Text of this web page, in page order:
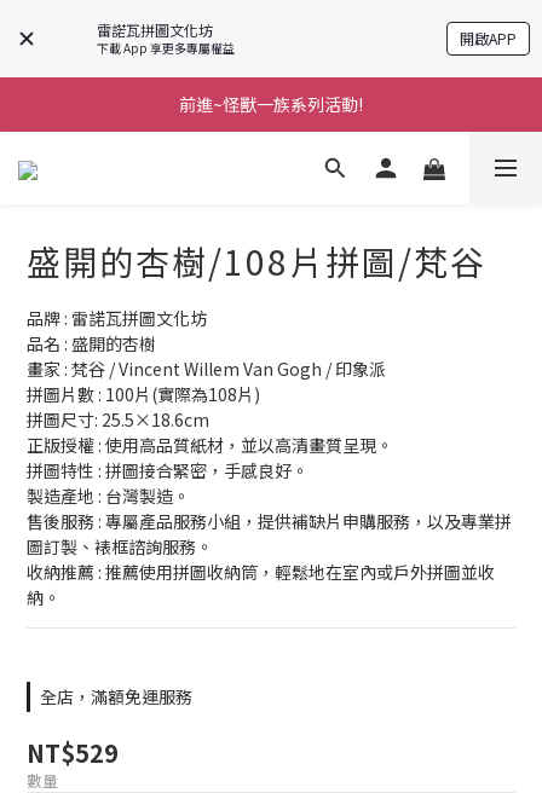
雷諾瓦拼圖文化坊
下載 App 享更多專屬權益 開啟APP
前進~怪獸一族系列活動!
前進~怪獸一族系列活動!
分享美好時光 ∣ APP好友推薦
盛開的杏樹/108片拼圖/梵谷
品牌 : 雷諾瓦拼圖文化坊
品名 : 盛開的杏樹
畫家 : 梵谷 / Vincent Willem Van Gogh / 印象派
拼圖片數 : 100片(實際為108片)
拼圖尺寸: 25.5×18.6cm
正版授權 : 使用高品質紙材，並以高清畫質呈現。
拼圖特性 : 拼圖接合緊密，手感良好。
製造產地 : 台灣製造。
售後服務 : 專屬產品服務小組，提供補缺片申購服務，以及專業拼
圖訂製、裱框諮詢服務。
收納推薦 : 推薦使用拼圖收納筒，輕鬆地在室內或戶外拼圖並收
納。
全店，滿額免運服務
NT$529
數量